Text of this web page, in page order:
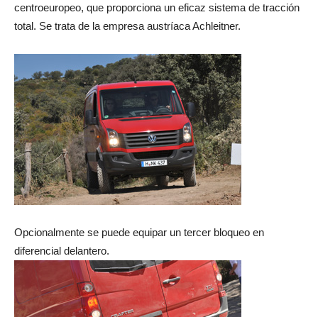
centroeuropeo, que proporciona un eficaz sistema de tracción
total. Se trata de la empresa austríaca Achleitner.
Opcionalmente se puede equipar un tercer bloqueo en
diferencial delantero.